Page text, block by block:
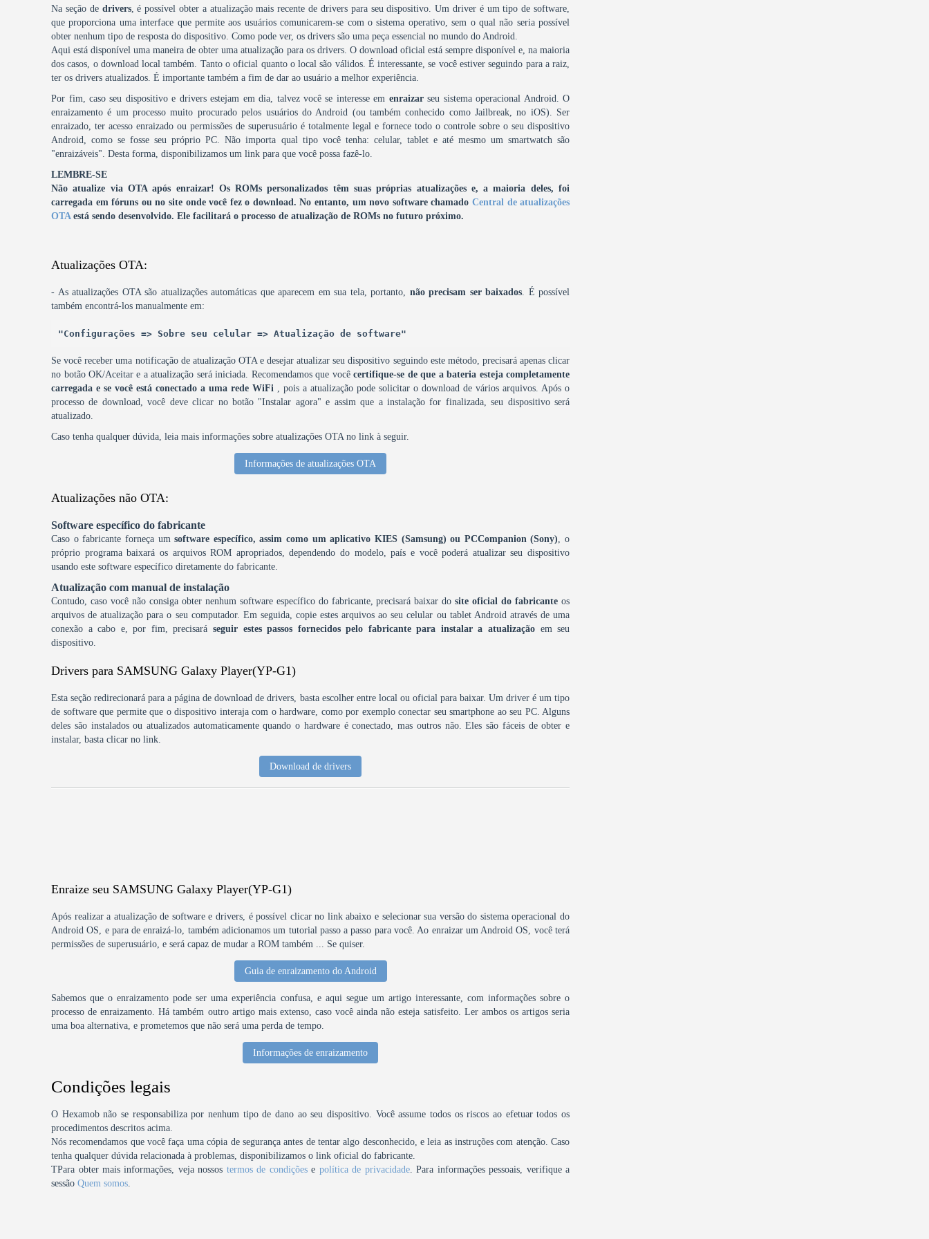
Na seção de drivers, é possível obter a atualização mais recente de drivers para seu dispositivo. Um driver é um tipo de software,
que proporciona uma interface que permite aos usuários comunicarem-se com o sistema operativo, sem o qual não seria possível
obter nenhum tipo de resposta do dispositivo. Como pode ver, os drivers são uma peça essencial no mundo do Android.
Aqui está disponível uma maneira de obter uma atualização para os drivers. O download oficial está sempre disponível e, na maioria
dos casos, o download local também. Tanto o oficial quanto o local são válidos. É interessante, se você estiver seguindo para a raiz,
ter os drivers atualizados. É importante também a fim de dar ao usuário a melhor experiência.
Por fim, caso seu dispositivo e drivers estejam em dia, talvez você se interesse em enraizarseu sistema operacional Android. O
enraizamento é um processo muito procurado pelos usuários do Android (ou também conhecido como Jailbreak, no iOS). Ser
enraizado, ter acesso enraizado ou permissões de superusuário é totalmente legal e fornece todo o controle sobre o seu dispositivo
Android, como se fosse seu próprio PC. Não importa qual tipo você tenha: celular, tablet e até mesmo um smartwatch são
"enraizáveis". Desta forma, disponibilizamos um link para que você possa fazê-lo.
LEMBRE-SE
Não atualize via OTA após enraizar! Os ROMs personalizados têm suas próprias atualizações e, a maioria deles, foi
carregada em fóruns ou no site onde você fez o download.No entanto, um novo software chamado Central de atualizações
OTAestá sendo desenvolvido. Ele facilitará o processo de atualização de ROMs no futuro próximo.
Atualizações OTA:
- As atualizações OTA são atualizações automáticas que aparecem em sua tela, portanto, não precisam ser baixados. É possível
também encontrá-los manualmente em:
"Configurações => Sobre seu celular => Atualização de software"
Se você receber uma notificação de atualização OTA e desejar atualizar seu dispositivo seguindo este método, precisará apenas clicar
no botão OK/Aceitar e a atualização será iniciada. Recomendamos que vocêcertifique-se de que a bateria esteja completamente
carregada e se você está conectado a uma rede WiFi , pois a atualização pode solicitar o download de vários arquivos. Após o
processo de download, você deve clicar no botão "Instalar agora" e assim que a instalação for finalizada, seu dispositivo será
atualizado.
Caso tenha qualquer dúvida, leia mais informações sobre atualizações OTA no link à seguir.
Informações de atualizações OTA
Atualizações não OTA:
Software específico do fabricante
Caso o fabricante forneça umsoftware específico, assim como um aplicativo KIES (Samsung) ou PCCompanion (Sony), o
próprio programa baixará os arquivos ROM apropriados, dependendo do modelo, país e você poderá atualizar seu dispositivo
usando este software específico diretamente do fabricante.
Atualização com manual de instalação
Contudo, caso você não consiga obter nenhum software específico do fabricante, precisará baixar dosite oficial do fabricante os
arquivos de atualização para o seu computador. Em seguida, copie estes arquivos ao seu celular ou tablet Android através de uma
conexão a cabo e, por fim, precisará seguir estes passos fornecidos pelo fabricante para instalar a atualizaçãoem seu
dispositivo.
Drivers para SAMSUNG Galaxy Player(YP-G1)
Esta seção redirecionará para a página de download de drivers, basta escolher entre local ou oficial para baixar. Um driver é um tipo
de software que permite que o dispositivo interaja com o hardware, como por exemplo conectar seu smartphone ao seu PC. Alguns
deles são instalados ou atualizados automaticamente quando o hardware é conectado, mas outros não. Eles são fáceis de obter e
instalar, basta clicar no link.
Download de drivers
Enraize seu SAMSUNG Galaxy Player(YP-G1)
Após realizar a atualização de software e drivers, é possível clicar no link abaixo e selecionar sua versão do sistema operacional do
Android OS, e para de enraizá-lo, também adicionamos um tutorial passo a passo para você. Ao enraizar um Android OS, você terá
permissões de superusuário, e será capaz de mudar a ROM também ... Se quiser.
Guia de enraizamento do Android
Sabemos que o enraizamento pode ser uma experiência confusa, e aqui segue um artigo interessante, com informações sobre o
processo de enraizamento. Há também outro artigo mais extenso, caso você ainda não esteja satisfeito. Ler ambos os artigos seria
uma boa alternativa, e prometemos que não será uma perda de tempo.
Informações de enraizamento
Condições legais
O Hexamob não se responsabiliza por nenhum tipo de dano ao seu dispositivo. Você assume todos os riscos ao efetuar todos os
procedimentos descritos acima.
Nós recomendamos que você faça uma cópia de segurança antes de tentar algo desconhecido, e leia as instruções com atenção. Caso
tenha qualquer dúvida relacionada à problemas, disponibilizamos o link oficial do fabricante.
TPara obter mais informações, veja nossos termos de condiçõese política de privacidade. Para informações pessoais, verifique a
sessãoQuem somos.